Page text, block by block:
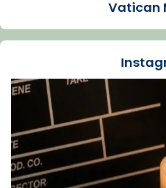
Santes de Mataró.
🔗tinyurl.com/cvu5jmbk
Foto
View on Facebook Share
Arquebisbat de
de Barcelona.
1 week ago
Vatican